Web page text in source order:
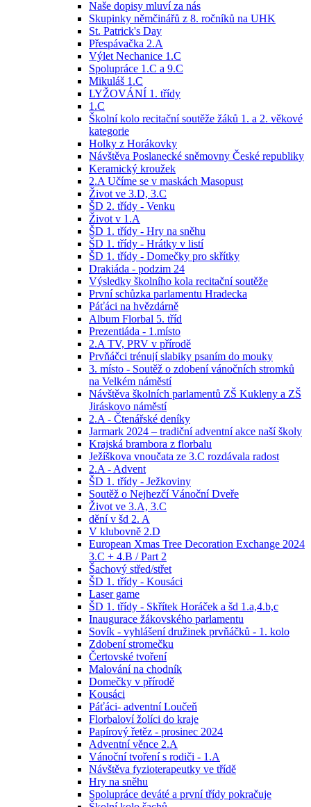
Naše dopisy mluví za nás
Skupinky němčinářů z 8. ročníků na UHK
St. Patrick's Day
Přespávačka 2.A
Výlet Nechanice 1.C
Spolupráce 1.C a 9.C
Mikuláš 1.C
LYŽOVÁNÍ 1. třídy
1.C
Školní kolo recitační soutěže žáků 1. a 2. věkové
kategorie
Holky z Horákovky
Návštěva Poslanecké sněmovny České republiky
Keramický kroužek
2.A Učíme se v maskách Masopust
Život ve 3.D, 3.C
ŠD 2. třídy - Venku
Život v 1.A
ŠD 1. třídy - Hry na sněhu
ŠD 1. třídy - Hrátky v listí
ŠD 1. třídy - Domečky pro skřítky
Drakiáda - podzim 24
Výsledky školního kola recitační soutěže
První schůzka parlamentu Hradecka
Páťáci na hvězdárně
Album Florbal 5. tříd
Prezentiáda - 1.místo
2.A TV, PRV v přírodě
Prvňáčci trénují slabiky psaním do mouky
3. místo - Soutěž o zdobení vánočních stromků
na Velkém náměstí
Návštěva školních parlamentů ZŠ Kukleny a ZŠ
Jiráskovo náměstí
2.A - Čtenářské deníky
Jarmark 2024 – tradiční adventní akce naší školy
Krajská brambora z florbalu
Ježíškova vnoučata ze 3.C rozdávala radost
2.A - Advent
ŠD 1. třídy - Ježkoviny
Soutěž o Nejhezčí Vánoční Dveře
Život ve 3.A, 3.C
dění v šd 2. A
V klubovně 2.D
European Xmas Tree Decoration Exchange 2024
3.C + 4.B / Part 2
Šachový střed/střet
ŠD 1. třídy - Kousáci
Laser game
ŠD 1. třídy - Skřítek Horáček a šd 1.a,4.b,c
Inaugurace žákovského parlamentu
Sovík - vyhlášení družinek prvňáčků - 1. kolo
Zdobení stromečku
Čertovské tvoření
Malování na chodník
Domečky v přírodě
Kousáci
Páťáci- adventní Loučeň
Florbaloví žolíci do kraje
Papírový řetěz - prosinec 2024
Adventní věnce 2.A
Vánoční tvoření s rodiči - 1.A
Návštěva fyzioterapeutky ve třídě
Hry na sněhu
Spolupráce deváté a první třídy pokračuje